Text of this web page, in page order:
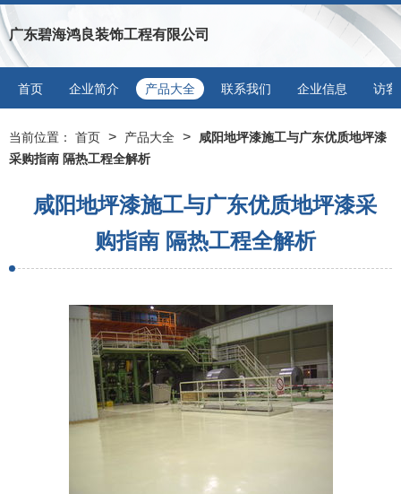
广东碧海鸿良装饰工程有限公司
首页 企业简介 产品大全 联系我们 企业信息 访客
当前位置： 首页 > 产品大全 >
咸阳地坪漆施工与广东优质地坪漆
采购指南 隔热工程全解析
咸阳地坪漆施工与广东优质地坪漆采
购指南 隔热工程全解析